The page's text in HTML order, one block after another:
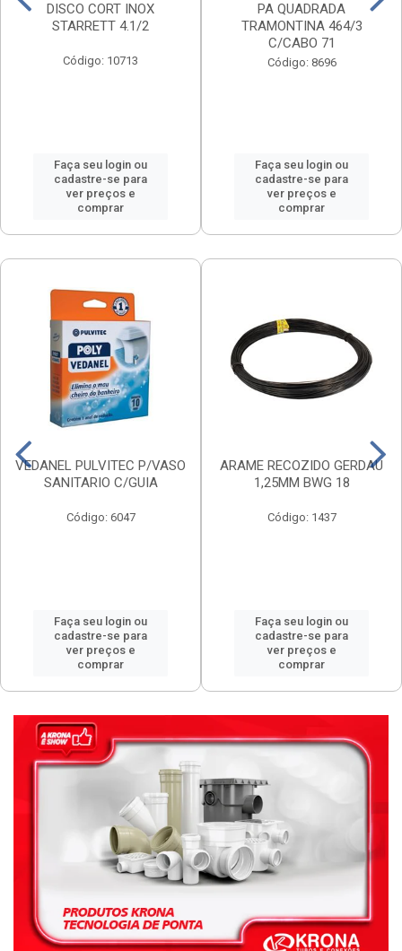
DISCO CORT INOX
STARRETT 4.1/2
Código: 10713
Faça seu login ou
cadastre-se para
ver preços e
comprar
PA QUADRADA
TRAMONTINA 464/3
C/CABO 71
Código: 8696
Faça seu login ou
cadastre-se para
ver preços e
comprar
VEDANEL PULVITEC P/VASO
SANITARIO C/GUIA
Código: 6047
Faça seu login ou
cadastre-se para
ver preços e
comprar
ARAME RECOZIDO GERDAU
1,25MM BWG 18
Código: 1437
Faça seu login ou
cadastre-se para
ver preços e
comprar